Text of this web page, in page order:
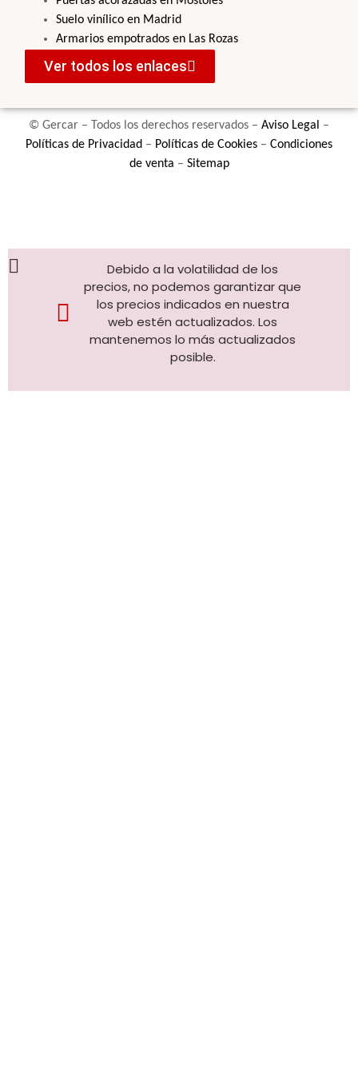
Suelo vinílico en Madrid
Armarios empotrados en Las Rozas
Ver todos los enlaces
© Gercar – Todos los derechos reservados – Aviso Legal
–
Políticas de Privacidad – Políticas de Cookies – Condiciones
de venta – Sitemap
Debido a la volatilidad de los
precios, no podemos garantizar que
los precios indicados en nuestra
web estén actualizados. Los
mantenemos lo más actualizados
posible.